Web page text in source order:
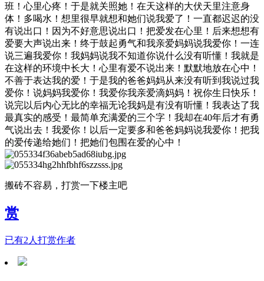
班！心里心疼！于是就关照她！在天这样的大伏天里注意身
体！多喝水！想里很早就想和她们说我爱了！一直都迟迟的没
有说出口！因为不好意思说出口！把爱发在心里！后来想想有
爱要大声说出来！终于鼓起勇气和我亲爱妈妈说我爱你！一连
说三遍我爱你！我妈妈说我不知道你说什么没有听懂！我就是
在这样的环境中长大！心里有爱不说出来！默默地放在心中！
不善于表达我的爱！于是我的爸爸妈妈从来没有听到我说过我
爱你！说妈妈我爱你！我爱你我亲爱滴妈妈！祝你生日快乐！
说完以后内心无比的幸福无论我妈是有没有听懂！我表达了我
最真实的感受！最简单充满爱的三个字！我却在40年后才有勇
气说出去！我爱你！以后一定要多和爸爸妈妈说我爱你！把我
的爱传递给她们！把她们包围在爱的心中！
搬砖不容易，打赏一下楼主吧
赏
已有2 人打赏作者